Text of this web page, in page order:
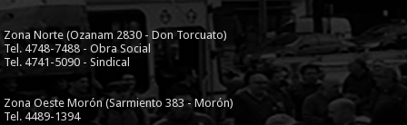
Zona Norte (Ozanam 2830 - Don Torcuato)
Tel. 4748-7488 - Obra Social
Tel. 4741-5090 - Sindical
Zona Oeste Morón (Sarmiento 383 - Morón)
Tel. 4489-1394